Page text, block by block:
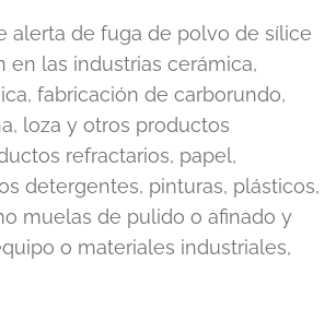
alerta de fuga de polvo de sílice
en las industrias cerámica,
fabricación de carborundo,
loza y otros productos
refractarios, papel,
detergentes, pinturas, plásticos,
muelas de pulido o afinado y
o materiales industriales,